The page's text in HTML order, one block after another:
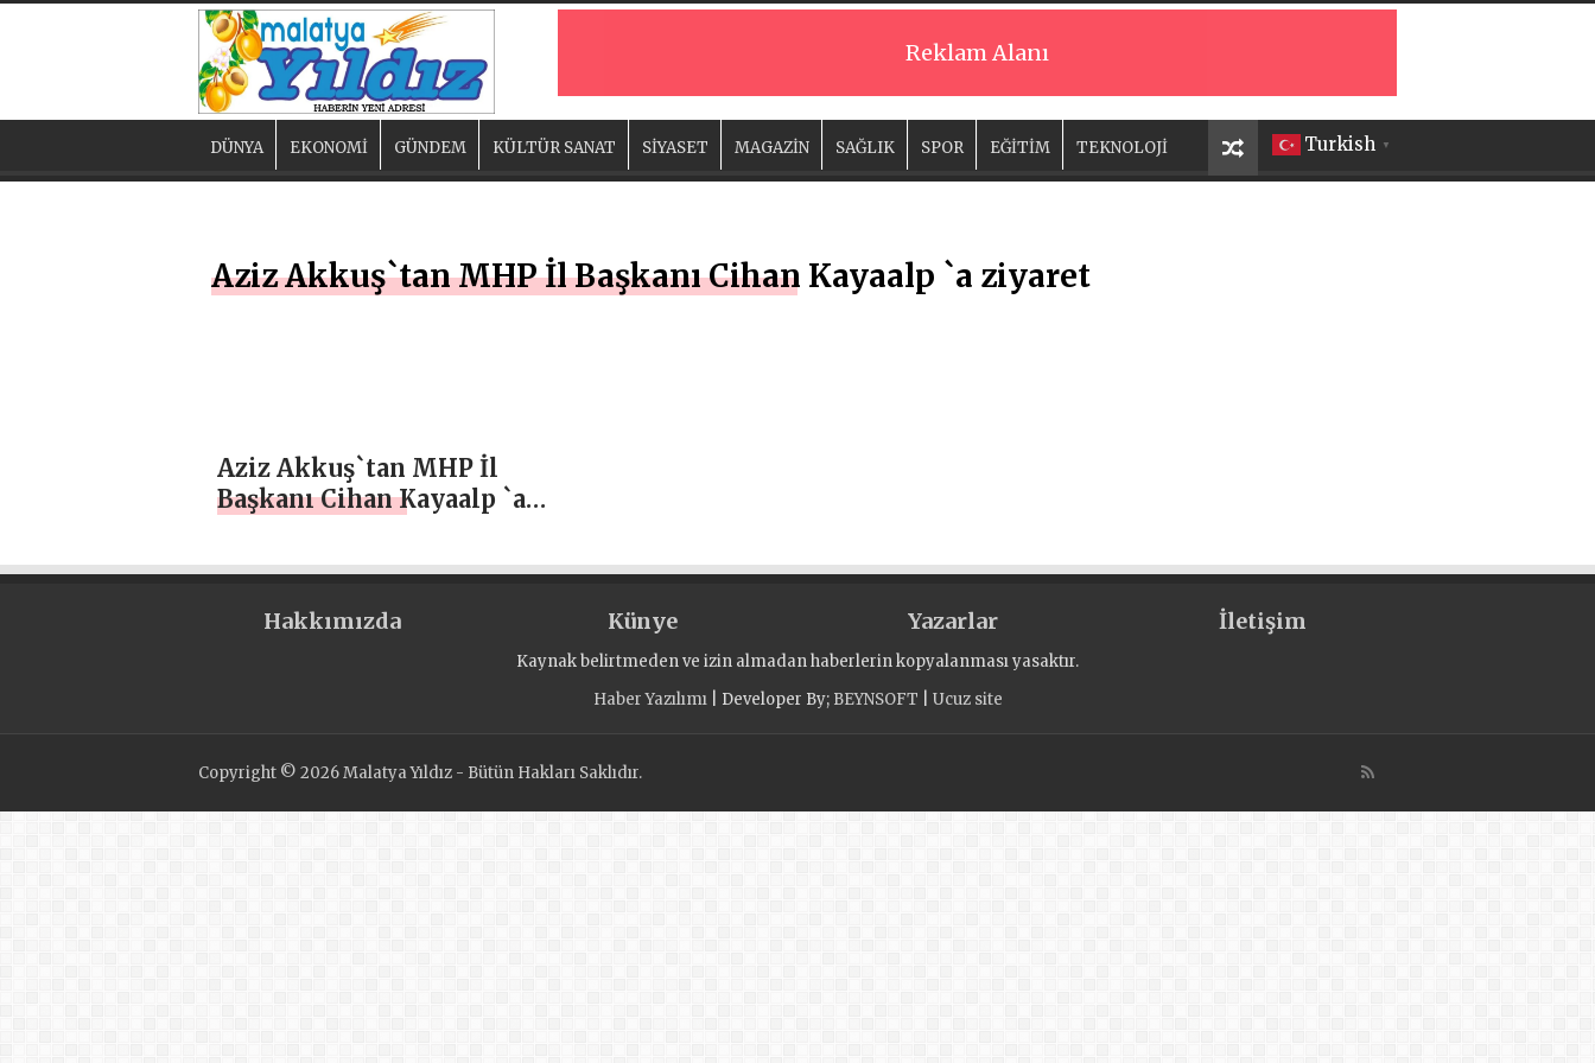
Reklam Alanı
Turkish ▼
DÜNYA EKONOMİ GÜNDEM KÜLTÜR SANAT SİYASET MAGAZİN SAĞLIK SPOR EĞİTİM TEKNOLOJİ
Aziz Akkuş`tan MHP İl Başkanı Cihan Kayaalp `a ziyaret
Aziz Akkuş`tan MHP İl
Başkanı Cihan Kayaalp `a
Hakkımızda Künye Yazarlar İletişim
Kaynak belirtmeden ve izin almadan haberlerin kopyalanması yasaktır.
Haber Yazılımı| Developer By; BEYNSOFT Ucuz site
Copyright © 2026 Malatya Yıldız - Bütün Hakları Saklıdır.